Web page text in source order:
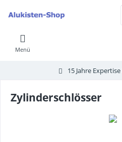
Menü
15 Jahre
Zylinderschlösser